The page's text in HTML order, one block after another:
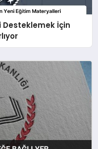
Desteklemek İçin